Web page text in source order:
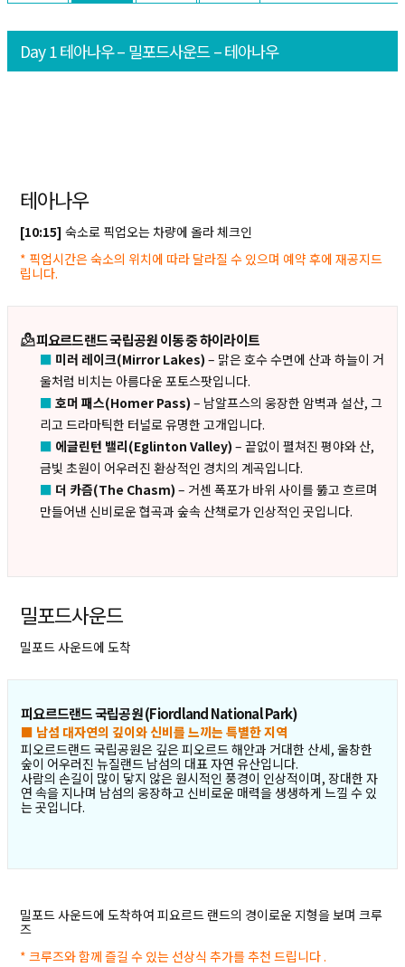
Day 1 테아나우 – 밀포드사운드 – 테아나우
테아나우
[10:15] 숙소로 픽업오는 차량에 올라 체크인
* 픽업시간은 숙소의 위치에 따라 달라질 수 있으며 예약 후에 재공지드
립니다.
피요르드랜드 국립공원 이동 중 하이라이트
■ 미러 레이크(Mirror Lakes) – 맑은 호수 수면에 산과 하늘이 거
울처럼 비치는 아름다운 포토스팟입니다.
■ 호머 패스(Homer Pass) – 남알프스의 웅장한 암벽과 설산, 그
리고 드라마틱한 터널로 유명한 고개입니다.
■ 에글린턴 밸리(Eglinton Valley) – 끝없이 펼쳐진 평야와 산,
금빛 초원이 어우러진 환상적인 경치의 계곡입니다.
■ 더 카즘(The Chasm) – 거센 폭포가 바위 사이를 뚫고 흐르며
만들어낸 신비로운 협곡과 숲속 산책로가 인상적인 곳입니다.
밀포드사운드
밀포드 사운드에 도착
피요르드랜드 국립공원 (Fiordland National Park)
■ 남섬 대자연의 깊이와 신비를 느끼는 특별한 지역
피오르드랜드 국립공원은 깊은 피오르드 해안과 거대한 산세, 울창한
숲이 어우러진 뉴질랜드 남섬의 대표 자연 유산입니다.
사람의 손길이 많이 닿지 않은 원시적인 풍경이 인상적이며, 장대한 자
연 속을 지나며 남섬의 웅장하고 신비로운 매력을 생생하게 느낄 수 있
는 곳입니다.
밀포드 사운드에 도착하여 피요르드 랜드의 경이로운 지형을 보며 크루
즈
* 크루즈와 함께 즐길 수 있는 선상식 추가를 추천 드립니다 .